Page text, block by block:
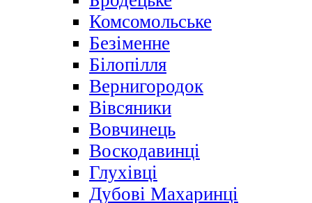
Комсомольське
Безіменне
Білопілля
Вернигородок
Вівсяники
Вовчинець
Воскодавинці
Глухівці
Дубові Махаринці